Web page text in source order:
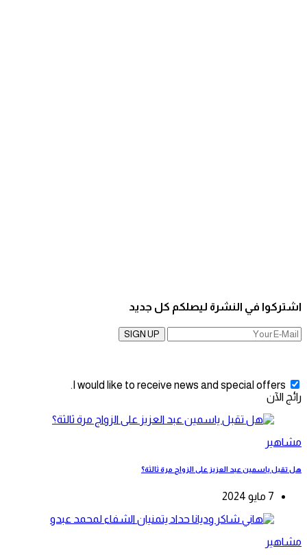
اشتركوا في النشرة ليصلكم كل جديد
SIGN UP
I would like to receive news and special offers.
رائج الآن
مشاهير
هل تقبل ياسمين عبد العزيز على الزواج مرة ثالثة؟
7 مايو 2024
مشاهير